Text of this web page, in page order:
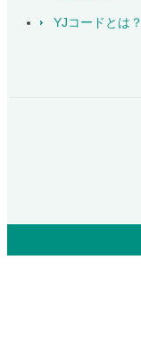
YJコードとは？